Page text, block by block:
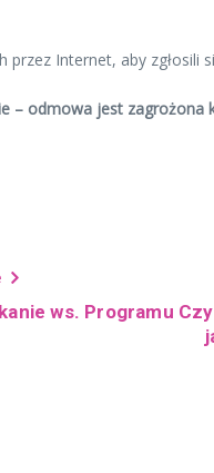
Internet, aby zgłosili
– odmowa jest zagrożona
ws. Programu